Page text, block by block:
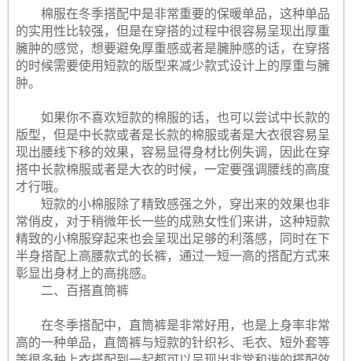
棉服在冬季搭配中是非常重要的保暖单品，这种单品
的实用性比较强，但是在穿搭的过程中很容易呈现出厚重
臃肿的感觉，想要避免厚重感或者是臃肿感的话，在穿搭
的时候需要使用短款的版型来减少款式设计上的厚重与臃
肿。
如果你不喜欢短款的棉服的话，也可以尝试中长款的
版型，但是中长款或者是长款的棉服或者是大衣很容易呈
现出腰线下移的效果，容易显得身材比例失调，因此在穿
搭中长款棉服或者是大衣的时候，一定要强调腰线的高度
才行哦。
短款的小棉服除了精致感强之外，穿出来的效果也非
常俏皮，对于稍微年长一些的成熟女性们来讲，这种短款
精致的小棉服穿起来也会呈现出足够的利落感，同时在下
半身搭配上高腰款式的长裤，通过一短一高的搭配方式来
彰显出身材上的高挑感。
二、百搭直筒裤
在冬季搭配中，直筒裤是非常好用，也是上身率非常
高的一种单品，直筒裤与短款的针织衫、毛衣、短外套等